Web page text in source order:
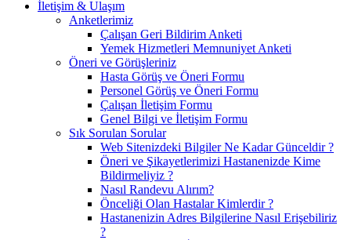
İletişim & Ulaşım
Anketlerimiz
Çalışan Geri Bildirim Anketi
Yemek Hizmetleri Memnuniyet Anketi
Öneri ve Görüşleriniz
Hasta Görüş ve Öneri Formu
Personel Görüş ve Öneri Formu
Çalışan İletişim Formu
Genel Bilgi ve İletişim Formu
Sık Sorulan Sorular
Web Sitenizdeki Bilgiler Ne Kadar Günceldir ?
Öneri ve Şikayetlerimizi Hastanenizde Kime
Bildirmeliyiz ?
Nasıl Randevu Alırım?
Önceliği Olan Hastalar Kimlerdir ?
Hastanenizin Adres Bilgilerine Nasıl Erişebiliriz
?